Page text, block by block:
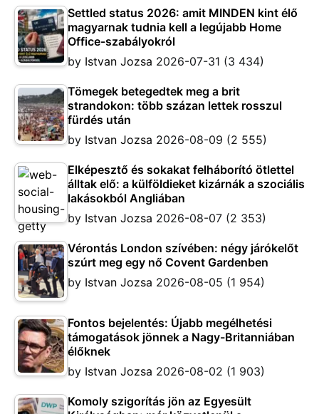
Settled status 2026: amit MINDEN kint élő
magyarnak tudnia kell a legújabb Home
Office-szabályokról
by Istvan Jozsa 2026-07-31 (3 434)
Tömegek betegedtek meg a brit
strandokon: több százan lettek rosszul
fürdés után
by Istvan Jozsa 2026-08-09 (2 555)
Elképesztő és sokakat felháborító ötlettel
álltak elő: a külföldieket kizárnák a szociális
lakásokból Angliában
by Istvan Jozsa 2026-08-07 (2 353)
Vérontás London szívében: négy járókelőt
szúrt meg egy nő Covent Gardenben
by Istvan Jozsa 2026-08-05 (1 954)
Fontos bejelentés: Újabb megélhetési
támogatások jönnek a Nagy-Britanniában
élőknek
by Istvan Jozsa 2026-08-02 (1 903)
Komoly szigorítás jön az Egyesült